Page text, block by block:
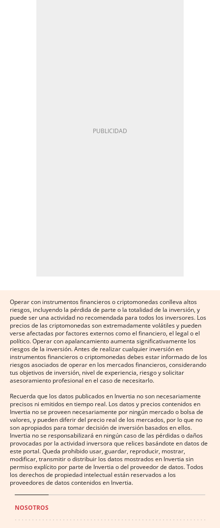
Operar con instrumentos financieros o criptomonedas conlleva altos
riesgos, incluyendo la pérdida de parte o la totalidad de la inversión, y
puede ser una actividad no recomendada para todos los inversores. Los
precios de las criptomonedas son extremadamente volátiles y pueden
verse afectadas por factores externos como el financiero, el legal o el
político. Operar con apalancamiento aumenta significativamente los
riesgos de la inversión. Antes de realizar cualquier inversión en
instrumentos financieros o criptomonedas debes estar informado de los
riesgos asociados de operar en los mercados financieros, considerando
tus objetivos de inversión, nivel de experiencia, riesgo y solicitar
asesoramiento profesional en el caso de necesitarlo.
Recuerda que los datos publicados en Invertia no son necesariamente
precisos ni emitidos en tiempo real. Los datos y precios contenidos en
Invertia no se proveen necesariamente por ningún mercado o bolsa de
valores, y pueden diferir del precio real de los mercados, por lo que no
son apropiados para tomar decisión de inversión basados en ellos.
Invertia no se responsabilizará en ningún caso de las pérdidas o daños
provocadas por la actividad inversora que relices basándote en datos de
este portal. Queda prohibido usar, guardar, reproducir, mostrar,
modificar, transmitir o distribuir los datos mostrados en Invertia sin
permiso explícito por parte de Invertia o del proveedor de datos. Todos
los derechos de propiedad intelectual están reservados a los
proveedores de datos contenidos en Invertia.
NOSOTROS